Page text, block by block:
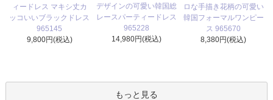
ィードレス マキシ丈カ
ッコいいブラックドレス
965145
9,800円(税込)
デザインの可愛い韓国総
レースパーティードレス
965228
14,980円(税込)
ロな手描き花柄の可愛い
韓国フォーマルワンピー
ス 965670
8,380円(税込)
もっと見る